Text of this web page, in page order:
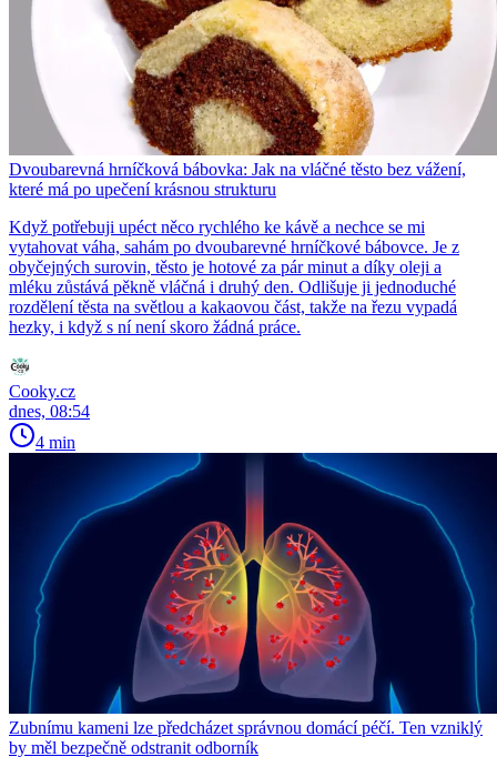
Dvoubarevná hrníčková bábovka: Jak na vláčné těsto bez vážení,
které má po upečení krásnou strukturu
Když potřebuji upéct něco rychlého ke kávě a nechce se mi
vytahovat váha, sahám po dvoubarevné hrníčkové bábovce. Je z
obyčejných surovin, těsto je hotové za pár minut a díky oleji a
mléku zůstává pěkně vláčná i druhý den. Odlišuje ji jednoduché
rozdělení těsta na světlou a kakaovou část, takže na řezu vypadá
hezky, i když s ní není skoro žádná práce.
Cooky.cz
dnes, 08:54
4 min
Zubnímu kameni lze předcházet správnou domácí péčí. Ten vzniklý
by měl bezpečně odstranit odborník